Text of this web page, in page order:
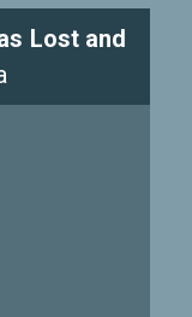
Lost and